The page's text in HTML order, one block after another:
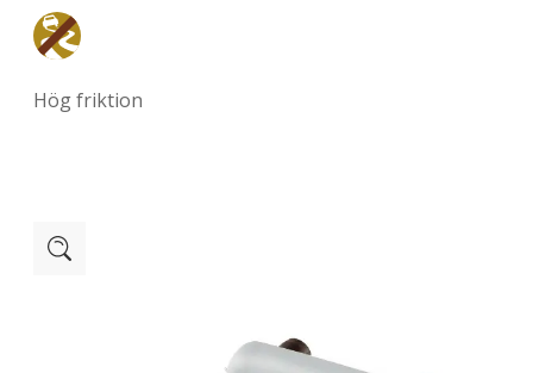
Anti glid
Hög friktion